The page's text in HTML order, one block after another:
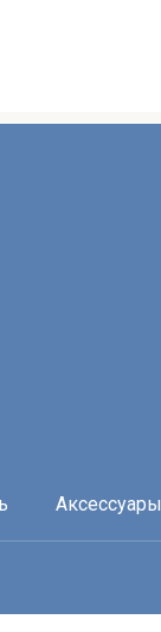
Аксессуары